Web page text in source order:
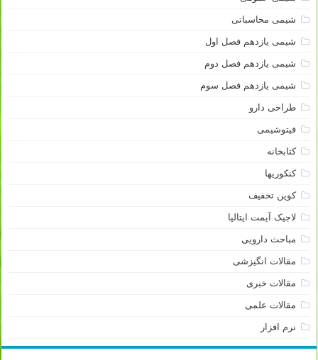
شیمی محاسباتی
شیمی یازدهم فصل اول
شیمی یازدهم فصل دوم
شیمی یازدهم فصل سوم
طراحی دارو
فیتوشیمی
کتابخانه
کنکوریها
کوپن تخفیف
لاجیک آیمت ایتالیا
مباحث دارویی
مقالات انگیزشی
مقالات خبری
مقالات علمی
نرم افزار